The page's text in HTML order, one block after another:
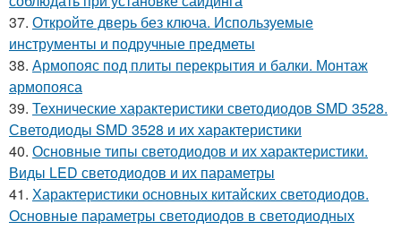
37. Откройте дверь без ключа. Используемые
инструменты и подручные предметы
38. Армопояс под плиты перекрытия и балки. Монтаж
армопояса
39. Технические характеристики светодиодов SMD 3528.
Светодиоды SMD 3528 и их характеристики
40. Основные типы светодиодов и их характеристики.
Виды LED светодиодов и их параметры
41. Характеристики основных китайских светодиодов.
Основные параметры светодиодов в светодиодных